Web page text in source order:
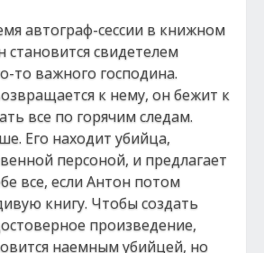
автограф-сессии в книжном
становится свидетелем
то важного господина.
к нему, он бежит к
все по горячим следам.
Его находит убийца,
персоной, и предлагает
все, если Антон потом
книгу. Чтобы создать
произведение,
наемным убийцей, но